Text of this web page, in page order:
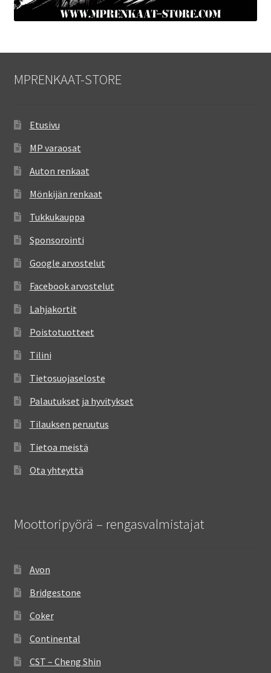
MPRENKAAT-STORE
Etusivu
MP varaosat
Auton renkaat
Mönkijän renkaat
Tukkukauppa
Sponsorointi
Google arvostelut
Facebook arvostelut
Lahjakortit
Poistotuotteet
Tilini
Tietosuojaseloste
Palautukset ja hyvitykset
Tilauksen peruutus
Tietoa meistä
Ota yhteyttä
Moottoripyörä – rengasvalmistajat
Avon
Bridgestone
Coker
Continental
CST – Cheng Shin